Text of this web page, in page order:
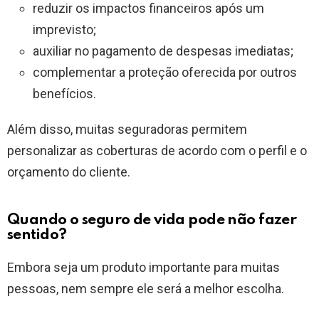
reduzir os impactos financeiros após um
imprevisto;
auxiliar no pagamento de despesas imediatas;
complementar a proteção oferecida por outros
benefícios.
Além disso, muitas seguradoras permitem
personalizar as coberturas de acordo com o perfil e o
orçamento do cliente.
Quando o seguro de vida pode não fazer
sentido?
Embora seja um produto importante para muitas
pessoas, nem sempre ele será a melhor escolha.